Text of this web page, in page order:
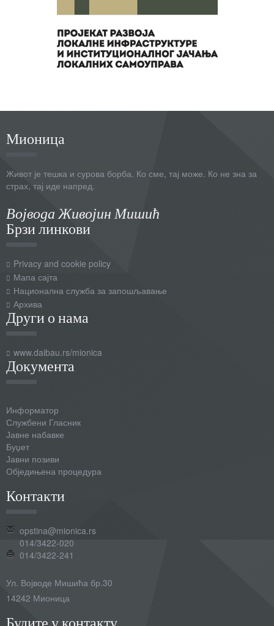
Мионица
Живот је тешка и сурова борба. Ко сме, тај може. Ко не зна за
страх, тај иде напред.
Војвода Живојин Мишић
Брзи линкови
Privacy and cookie policy
Мапа сајта
Национална служба за запошљавање
Архива
Други о нама
www.daibau.rs/mionica
Документа
Информатор
Службени Гласник
Јавне набавке
Буџет
Јавни позиви
Обједињена процедура
Контакти
opstina@mionica.rs
014/3422-020
014/3422-241
Ул. Војводе Мишића бр.30
14242 Мионица
Будите у контакту